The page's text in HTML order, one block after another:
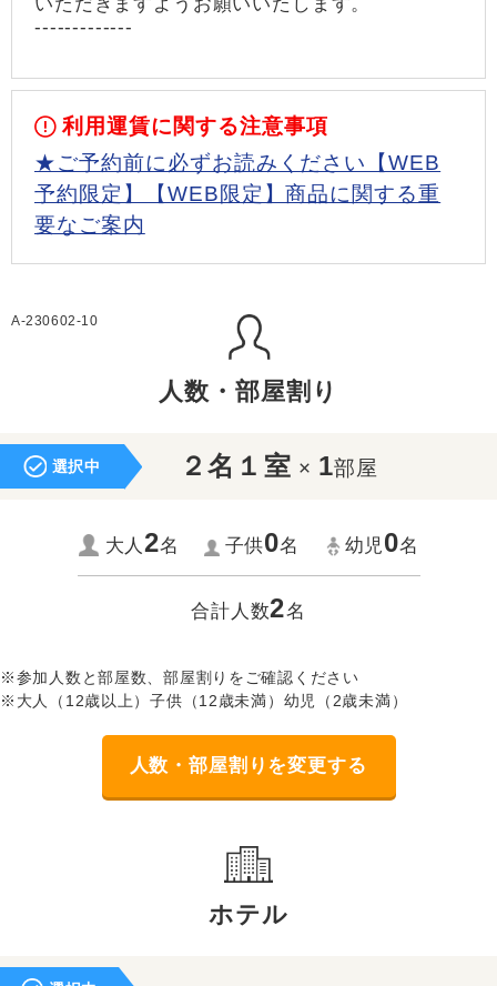
-------------
利用運賃に関する注意事項
★ご予約前に必ずお読みください【WEB
予約限定】【WEB限定】商品に関する重
要なご案内
A-230602-10
人数・部屋割り
選択中 ２名１室 × 1部屋
大人2名 子供0名 幼児0名
合計人数2名
※参加人数と部屋数、部屋割りをご確認ください
※大人（12歳以上）子供（12歳未満）幼児（2歳未満）
人数・部屋割りを変更する
ホテル